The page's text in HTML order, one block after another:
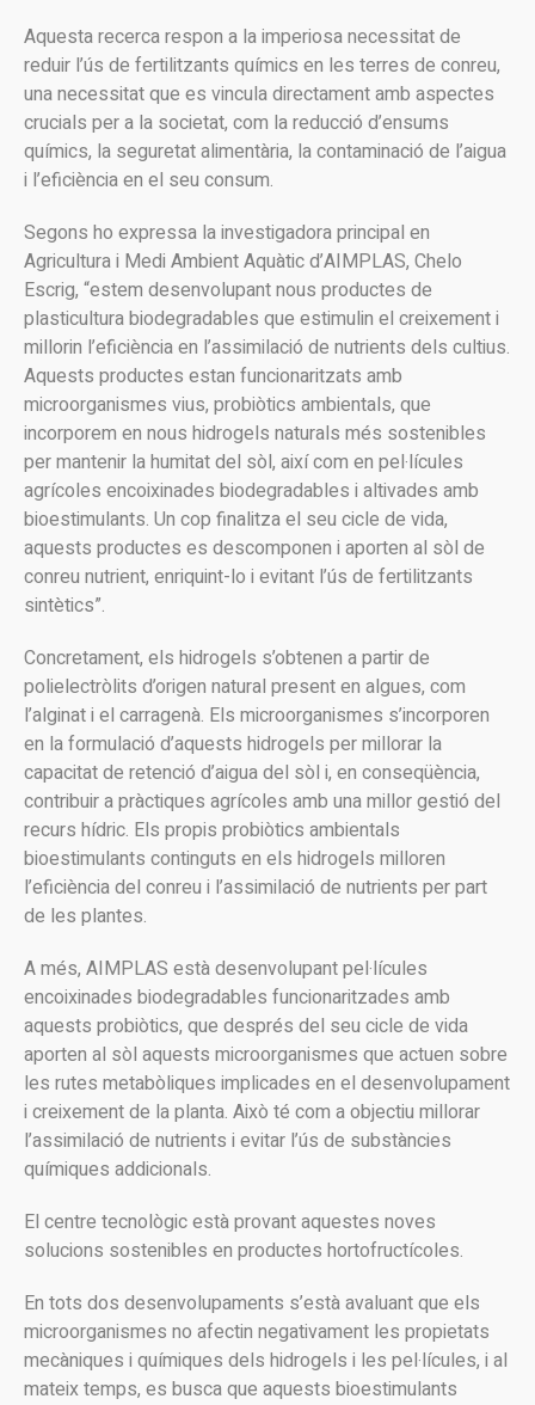
Aquesta recerca respon a la imperiosa necessitat de
reduir l’ús de fertilitzants químics en les terres de conreu,
una necessitat que es vincula directament amb aspectes
crucials per a la societat, com la reducció d’ensums
químics, la seguretat alimentària, la contaminació de l’aigua
i l’eficiència en el seu consum.
Segons ho expressa la investigadora principal en
Agricultura i Medi Ambient Aquàtic d’AIMPLAS, Chelo
Escrig, “estem desenvolupant nous productes de
plasticultura biodegradables que estimulin el creixement i
millorin l’eficiència en l’assimilació de nutrients dels cultius.
Aquests productes estan funcionaritzats amb
microorganismes vius, probiòtics ambientals, que
incorporem en nous hidrogels naturals més sostenibles
per mantenir la humitat del sòl, així com en pel·lícules
agrícoles encoixinades biodegradables i altivades amb
bioestimulants. Un cop finalitza el seu cicle de vida,
aquests productes es descomponen i aporten al sòl de
conreu nutrient, enriquint-lo i evitant l’ús de fertilitzants
sintètics”.
Concretament, els hidrogels s’obtenen a partir de
polielectròlits d’origen natural present en algues, com
l’alginat i el carragenà. Els microorganismes s’incorporen
en la formulació d’aquests hidrogels per millorar la
capacitat de retenció d’aigua del sòl i, en conseqüència,
contribuir a pràctiques agrícoles amb una millor gestió del
recurs hídric. Els propis probiòtics ambientals
bioestimulants continguts en els hidrogels milloren
l’eficiència del conreu i l’assimilació de nutrients per part
de les plantes.
A més, AIMPLAS està desenvolupant pel·lícules
encoixinades biodegradables funcionaritzades amb
aquests probiòtics, que després del seu cicle de vida
aporten al sòl aquests microorganismes que actuen sobre
les rutes metabòliques implicades en el desenvolupament
i creixement de la planta. Això té com a objectiu millorar
l’assimilació de nutrients i evitar l’ús de substàncies
químiques addicionals.
El centre tecnològic està provant aquestes noves
solucions sostenibles en productes hortofructícoles.
En tots dos desenvolupaments s’està avaluant que els
microorganismes no afectin negativament les propietats
mecàniques i químiques dels hidrogels i les pel·lícules, i al
mateix temps, es busca que aquests bioestimulants